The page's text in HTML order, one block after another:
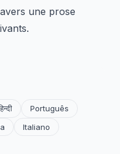
une prose
Português
Italiano